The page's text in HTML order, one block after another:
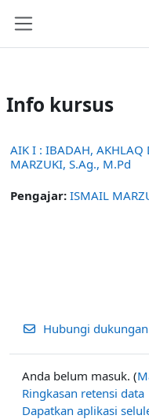
Info kursus
AIK I : IBADAH,
MARZUKI, S.Ag., M.Pd
Pengajar: ISMAIL
Hubungi
Anda belum masuk. (
Ringkasan retensi data
Dapatkan aplikasi